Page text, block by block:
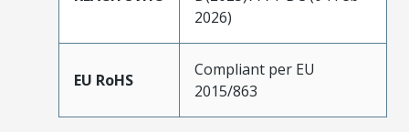
2026)
EU RoHS
Compliant per EU
2015/863